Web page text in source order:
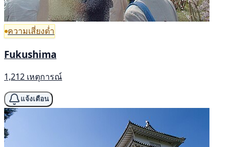
ความเสี่ยงต่ำ
Fukushima
1,212 เหตุการณ์
แจ้งเตือน